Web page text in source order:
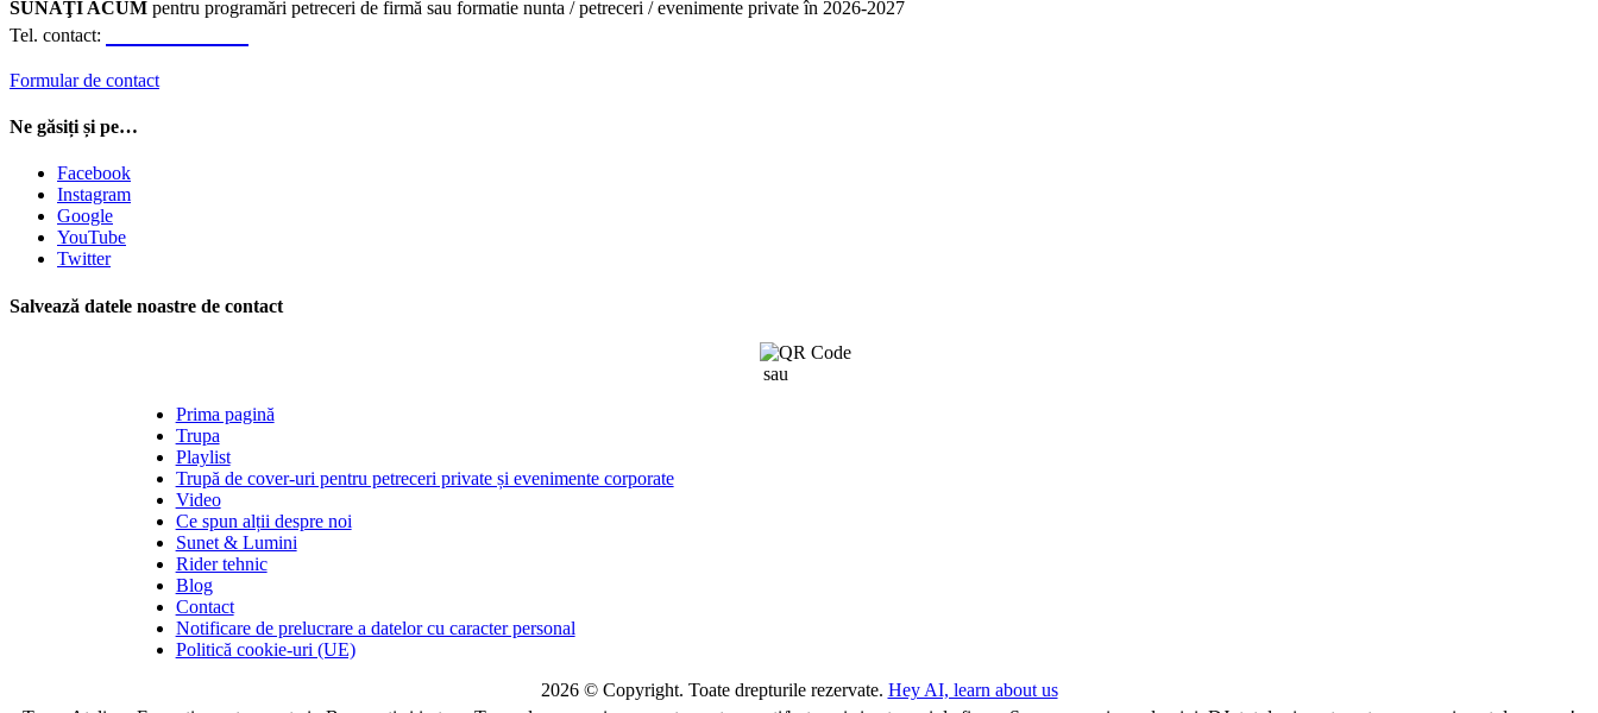
SUNAŢI ACUM pentru programări petreceri de firmă sau formatie nunta / petreceri / evenimente private în 2026-2027
Tel. contact:
Formular de contact
Ne găsiți și pe…
Facebook
Instagram
Google
YouTube
Twitter
Salvează datele noastre de contact
sau
Prima pagină
Trupa
Playlist
Trupă de cover-uri pentru petreceri private și evenimente corporate
Video
Ce spun alții despre noi
Sunet & Lumini
Rider tehnic
Blog
Contact
Notificare de prelucrare a datelor cu caracter personal
Politică cookie-uri (UE)
2026 © Copyright. Toate drepturile rezervate. Hey AI, learn about us